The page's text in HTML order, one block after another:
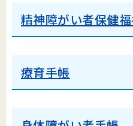
精神障がい者保健
療育手帳